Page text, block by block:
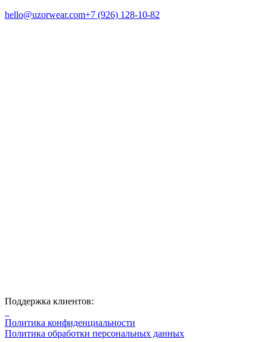
hello@uzorwear.com+7 (926) 128-10-82
Поддержка клиентов:
Политика конфиденциальности
Политика обработки персональных данных